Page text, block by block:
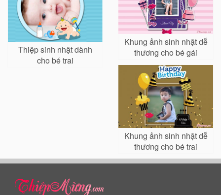
Thiệp sinh nhật dành
cho bé trai
Khung ảnh sinh nhật dễ
thương cho bé gái
Khung ảnh sinh nhật dễ
thương cho bé trai